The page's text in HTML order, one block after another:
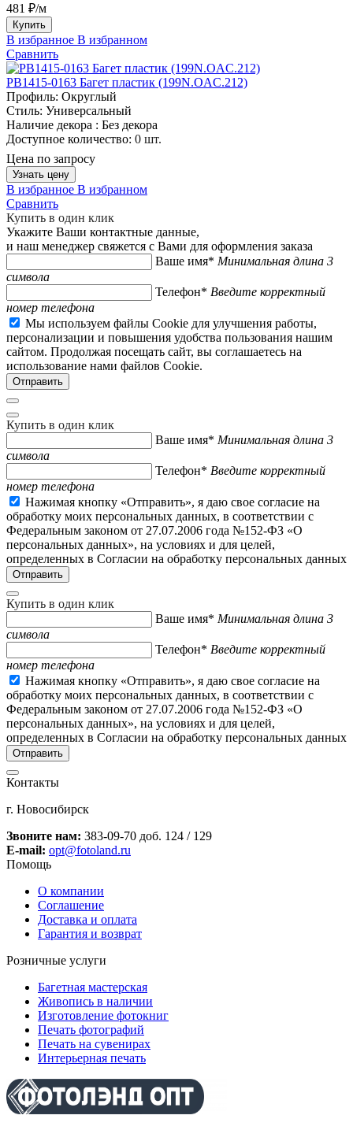
481 ₽/м
Купить
В избранное В избранном
Сравнить
PB1415-0163 Багет пластик (199N.OAC.212)
Профиль: Округлый
Стиль: Универсальный
Наличие декора : Без декора
Доступное количество: 0 шт.
Цена по запросу
Узнать цену
В избранное В избранном
Сравнить
Купить в один клик
Укажите Ваши контактные данные,
и наш менеджер свяжется с Вами для оформления заказа
Ваше имя* Минимальная длина 3
символа
Телефон* Введите корректный
номер телефона
Мы используем файлы Cookie для улучшения работы,
персонализации и повышения удобства пользования нашим
сайтом. Продолжая посещать сайт, вы соглашаетесь на
использование нами файлов Cookie.
Купить в один клик
Ваше имя* Минимальная длина 3
символа
Телефон* Введите корректный
номер телефона
Нажимая кнопку «Отправить», я даю свое согласие на
обработку моих персональных данных, в соответствии с
Федеральным законом от 27.07.2006 года №152-ФЗ «О
персональных данных», на условиях и для целей,
определенных в Согласии на обработку персональных данных
Купить в один клик
Ваше имя* Минимальная длина 3
символа
Телефон* Введите корректный
номер телефона
Нажимая кнопку «Отправить», я даю свое согласие на
обработку моих персональных данных, в соответствии с
Федеральным законом от 27.07.2006 года №152-ФЗ «О
персональных данных», на условиях и для целей,
определенных в Согласии на обработку персональных данных
Контакты
г. Новосибирск
Звоните нам: 383-09-70 доб. 124 / 129
E-mail: opt@fotoland.ru
Помощь
О компании
Соглашение
Доставка и оплата
Гарантия и возврат
Розничные услуги
Багетная мастерская
Живопись в наличии
Изготовление фотокниг
Печать фотографий
Печать на сувенирах
Интерьерная печать